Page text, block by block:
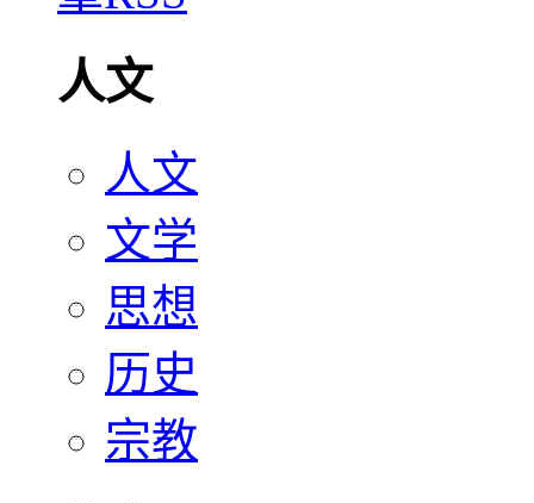
人文
人文
文学
思想
历史
宗教